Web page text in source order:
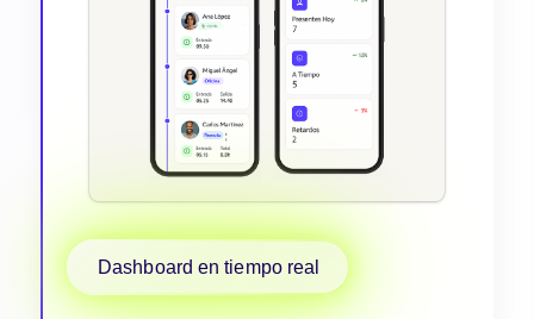
Dashboard en tiempo real